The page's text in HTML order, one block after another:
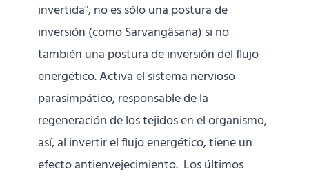
invertida", no es sólo una postura de
inversión (como Sarvangâsana) si no
también una postura de inversión del flujo
energético. Activa el sistema nervioso
parasimpático, responsable de la
regeneración de los tejidos en el organismo,
así, al invertir el flujo energético, tiene un
efecto antienvejecimiento. Los últimos